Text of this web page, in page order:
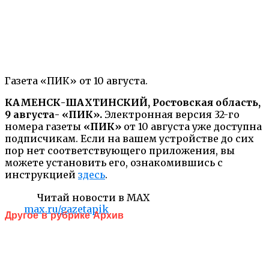
Газета «ПИК» от 10 августа.
КАМЕНСК-ШАХТИНСКИЙ, Ростовская область,
9 августа- «ПИК». Электронная версия 32-го
номера газеты «ПИК» от 10 августа уже доступна
подписчикам. Если на вашем устройстве до сих
пор нет соответствующего приложения, вы
можете установить его, ознакомившись с
инструкцией здесь.
Читай новости в MAX
max.ru/gazetapik
Другое в рубрике Архив